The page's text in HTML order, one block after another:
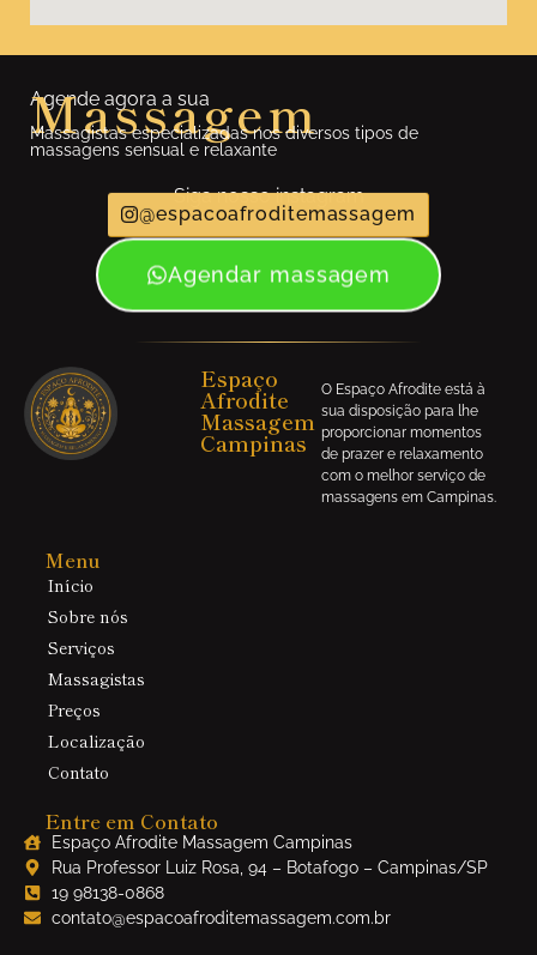
Agende agora a sua
Massagem
Massagistas especializadas nos diversos tipos de
massagens sensual e relaxante
Siga nosso instagram
@espacoafroditemassagem
Agendar massagem
Espaço
Afrodite
Massagem
Campinas
O Espaço Afrodite está à
sua disposição para lhe
proporcionar momentos
de prazer e relaxamento
com o melhor serviço de
massagens em Campinas.
Menu
Início
Sobre nós
Serviços
Massagistas
Preços
Localização
Contato
Entre em Contato
Espaço Afrodite Massagem Campinas
Rua Professor Luiz Rosa, 94 – Botafogo – Campinas/SP
19 98138-0868
contato@espacoafroditemassagem.com.br